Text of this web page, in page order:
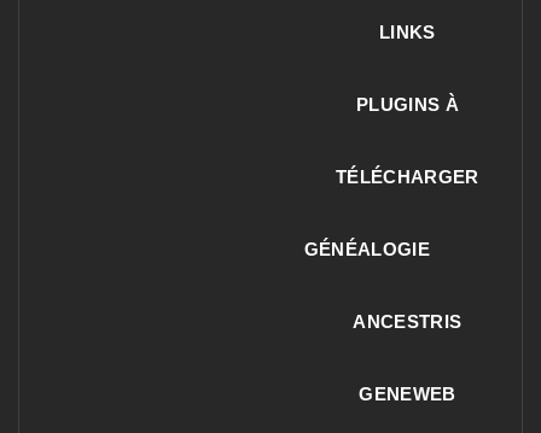
LINKS
PLUGINS À
TÉLÉCHARGER
GÉNÉALOGIE
ANCESTRIS
GENEWEB